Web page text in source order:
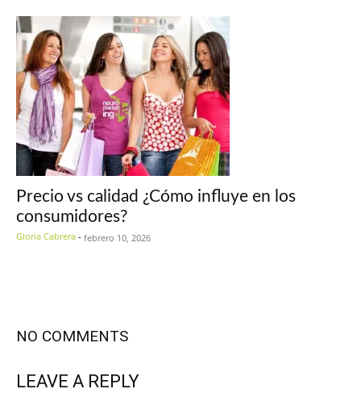
Precio vs calidad ¿Cómo influye en los
consumidores?
Gloria Cabrera - febrero 10, 2026
NO COMMENTS
LEAVE A REPLY